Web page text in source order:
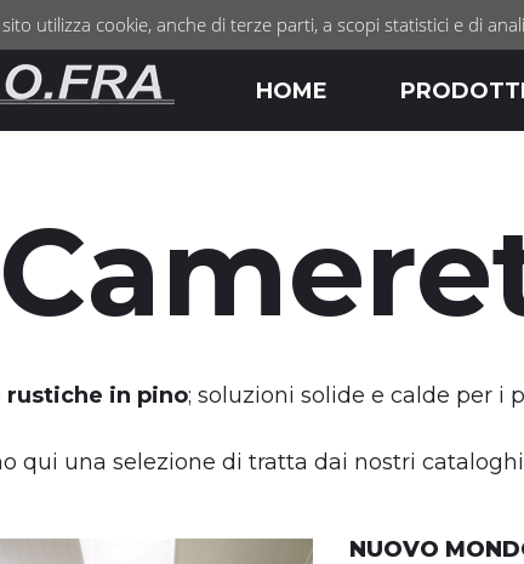
HOME PRODOTTI
rustiche in pino; soluzioni solide e calde per i
qui una selezione di tratta dai nostri
NUOVO
utilizza cookie, anche di terze parti, a scopi statistici e di